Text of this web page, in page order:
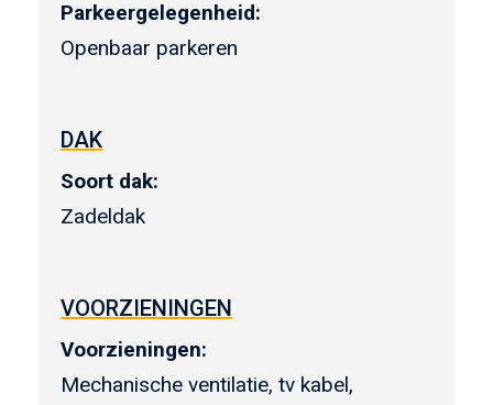
Parkeergelegenheid:
Openbaar parkeren
DAK
Soort dak:
Zadeldak
VOORZIENINGEN
Voorzieningen:
Mechanische ventilatie, tv kabel,